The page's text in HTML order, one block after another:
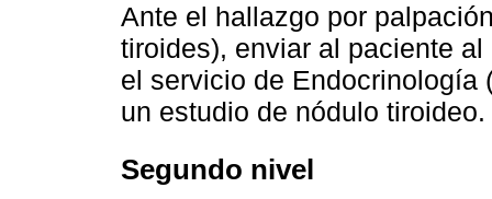
Ante el hallazgo por
tiroides), enviar al paciente
el servicio de Endocrinología
un estudio de nódulo tiroideo.
Segundo nivel